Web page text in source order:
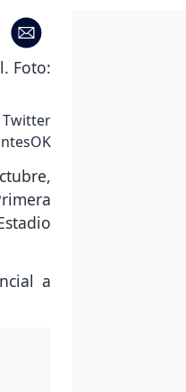
Twitter
a